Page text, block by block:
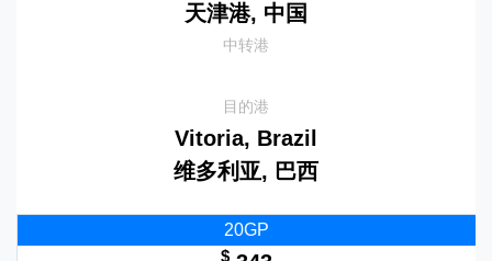
天津港, 中国
中转港
目的港
Vitoria, Brazil
维多利亚, 巴西
20GP
$